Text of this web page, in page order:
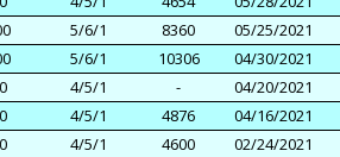
5/6/1 8360
05/25/2021
5/6/1 10306
04/30/2021
4/5/1 -
04/20/2021
4/5/1 4876
04/16/2021
4/5/1 4600
02/24/2021